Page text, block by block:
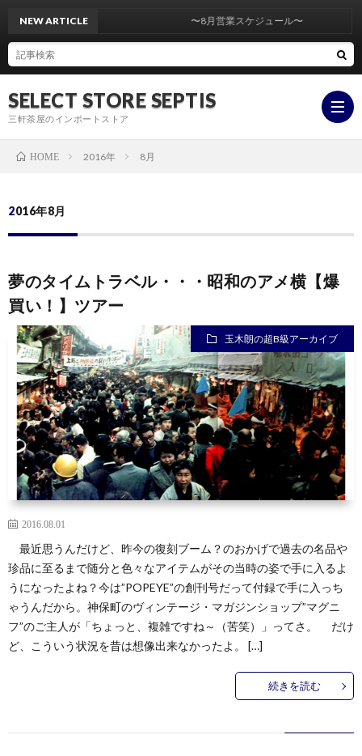
SELECT STORE SEPTIS
三軒茶屋のインポートストア
NEW ARTICLE 〜8月営業スケジュール〜
HOME 2016年 8月
2016年8月
夢のタイムトラベル・・・昭和のアメ横【爆
買い！】ツアー
玉木朗の超B級アーカイブ
2016.08.01
最近思うんだけど、昨今の復刻ブーム？のおかげで過去の名品や
珍品に至るまで随分と色々なアイテムがその当時の姿で手に入るよ
うになったよね？今は”POPEYE”の創刊号だって付録で手に入っち
ゃうんだから。神保町のヴィンテージ・マガジンショップ”マグニ
フ”のご主人が「ちょっと、複雑ですね～（苦笑）」ってさ。 だけ
ど、こういう状況を昔は想像出来なかったよ。 […]
続きを読む